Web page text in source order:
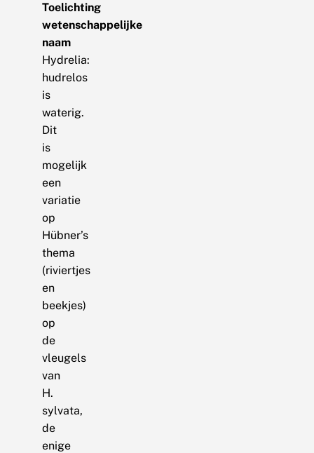
Toelichting
wetenschappelijke
naam
Hydrelia:
hudrelos
is
waterig.
Dit
is
mogelijk
een
variatie
op
Hübner’s
thema
(riviertjes
en
beekjes)
op
de
vleugels
van
H.
sylvata,
de
enige